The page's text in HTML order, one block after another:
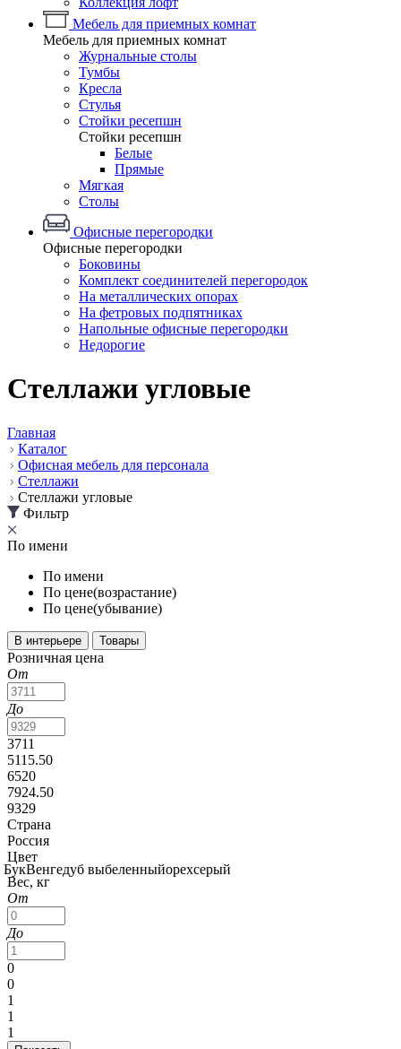
Мебель для приемных комнат
Мебель для приемных комнат
Журнальные столы
Тумбы
Кресла
Стулья
Стойки ресепшн
Стойки ресепшн
Белые
Прямые
Мягкая
Столы
Офисные перегородки
Офисные перегородки
Боковины
Комплект соединителей перегородок
На металлических опорах
На фетровых подпятниках
Напольные офисные перегородки
Недорогие
Стеллажи угловые
Главная
Каталог
Офисная мебель для персонала
Стеллажи
Стеллажи угловые
Фильтр
По имени
По имени
По цене(возрастание)
По цене(убывание)
В интерьере Товары
Розничная цена
От
До
3711
5115.50
6520
7924.50
9329
Страна
Россия
Цвет
БукВенгедуб выбеленныйорехсерый
Вес, кг
От
До
0
0
1
1
1